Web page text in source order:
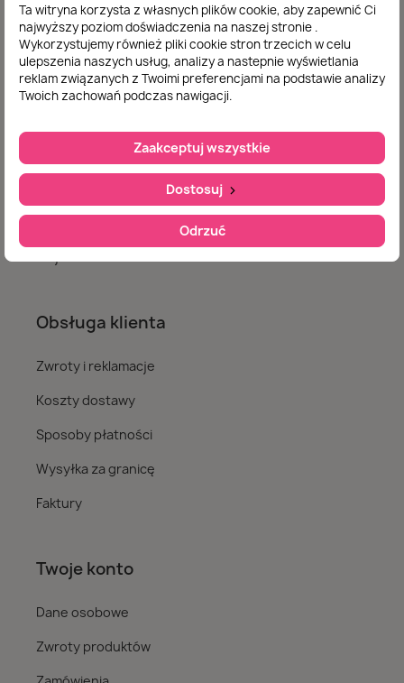
Nasz sklep
Jak zamawiać
Polityka prywatności
Obsługa klienta
Zwroty i reklamacje
Koszty dostawy
Sposoby płatności
Wysyłka za granicę
Faktury
Twoje konto
Dane osobowe
Zwroty produktów
Ta witryna korzysta z własnych plików cookie, aby zapewnić Ci
najwyższy poziom doświadczenia na naszej stronie .
Wykorzystujemy również pliki cookie stron trzecich w celu
ulepszenia naszych usług, analizy a nastepnie wyświetlania
reklam związanych z Twoimi preferencjami na podstawie analizy
Twoich zachowań podczas nawigacji.
Odrzuć
Dostosuj
Zaakceptuj wszystkie